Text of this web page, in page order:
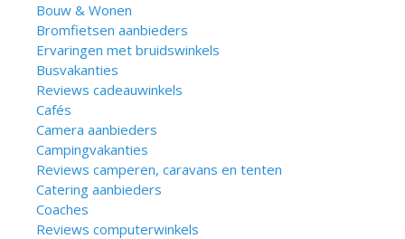
Bouw & Wonen
Bromfietsen aanbieders
Ervaringen met bruidswinkels
Busvakanties
Reviews cadeauwinkels
Cafés
Camera aanbieders
Campingvakanties
Reviews camperen, caravans en tenten
Catering aanbieders
Coaches
Reviews computerwinkels